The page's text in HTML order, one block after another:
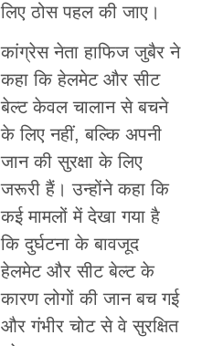
लिए ठोस पहल की जाए।
कांग्रेस नेता हाफिज जुबैर ने
कहा कि हेलमेट और सीट
बेल्ट केवल चालान से बचने
के लिए नहीं, बल्कि अपनी
जान की सुरक्षा के लिए
जरूरी हैं। उन्होंने कहा कि
कई मामलों में देखा गया है
कि दुर्घटना के बावजूद
हेलमेट और सीट बेल्ट के
कारण लोगों की जान बच गई
और गंभीर चोट से वे सुरक्षित